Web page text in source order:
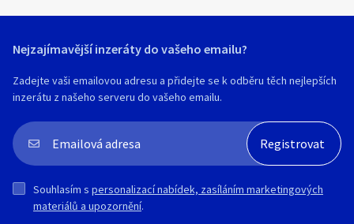
Nejzajímavější inzeráty do vašeho emailu?
Zadejte vaši emailovou adresu a přidejte se k odběru těch nejlepších
inzerátu z našeho serveru do vašeho emailu.
Souhlasím s personalizací nabídek, zasíláním marketingových
materiálů a upozornění.